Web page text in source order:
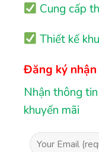
Cung cấp
Thiết kế
Đăng ký
Nhận thông
khuyến mãi